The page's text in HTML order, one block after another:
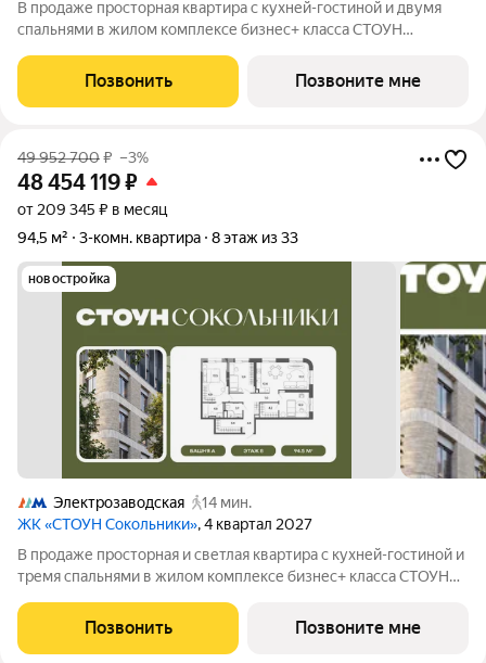
В продаже просторная квартира с кухней-гостиной и двумя
спальнями в жилом комплексе бизнес+ класса СТОУН
только планируют пополнение, а также семьям, где малыш
уже подрастает. Проект расположен
Позвонить Позвоните мне
49 952 700₽ –3%
48 454 119₽
от 209 345 ₽ в месяц
94,5 м²
3-комн. квартира 8 этаж из 33
новостройка
Электрозаводская
14 мин.
ЖК «СТОУН Сокольники», 4 квартал 2027
В продаже просторная и светлая квартира с кухней-гостиной и
тремя спальнями в жилом комплексе бизнес+ класса СТОУН
личное пространство будет как у детей, так и у родителей.
Проект расположен рядом с
Позвонить Позвоните мне